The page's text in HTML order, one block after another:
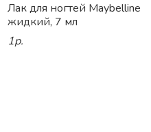
Лак для ногтей Maybelline
жидкий, 7 мл
1р.